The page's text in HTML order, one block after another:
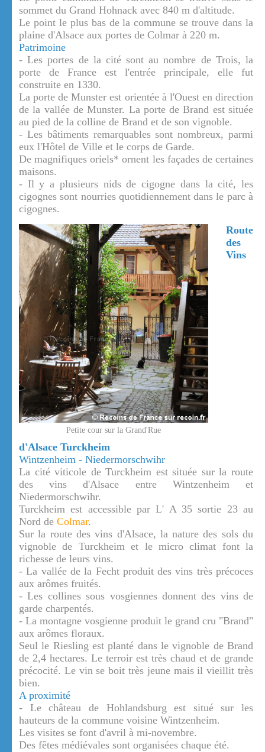
sommet du Grand Hohnack avec 840 m d'altitude.
Le point le plus bas de la commune se trouve dans la
plaine d'Alsace aux portes de Colmar à 220 m.
Patrimoine
- Les portes de la cité sont au nombre de Trois, la
porte de France est l'entrée principale, elle fut
construite en 1330.
La porte de Munster est orientée à l'Ouest en direction
de la vallée de Munster. La porte de Brand est située
au pied de la colline de Brand et de son vignoble.
- Les bâtiments remarquables sont nombreux, parmi
eux l'Hôtel de Ville et le corps de Garde.
De magnifiques oriels* ornent les façades de certaines
maisons.
- Il y a plusieurs nids de cigogne dans la cité, les
cigognes sont nourries quotidiennement dans le parc à
cigognes.
Petite cour sur la Grand'Rue
Route
des
Vins
d'Alsace Turckheim
Wintzenheim - Niedermorschwihr
La cité viticole de Turckheim est située sur la route
des vins d'Alsace entre Wintzenheim et
Niedermorschwihr.
Turckheim est accessible par L' A 35 sortie 23 au
Nord de Colmar.
Sur la route des vins d'Alsace, la nature des sols du
vignoble de Turckheim et le micro climat font la
richesse de leurs vins.
- La vallée de la Fecht produit des vins très précoces
aux arômes fruités.
- Les collines sous vosgiennes donnent des vins de
garde charpentés.
- La montagne vosgienne produit le grand cru "Brand"
aux arômes floraux.
Seul le Riesling est planté dans le vignoble de Brand
de 2,4 hectares. Le terroir est très chaud et de grande
précocité. Le vin se boit très jeune mais il vieillit très
bien.
A proximité
- Le château de Hohlandsburg est situé sur les
hauteurs de la commune voisine Wintzenheim.
Les visites se font d'avril à mi-novembre.
Des fêtes médiévales sont organisées chaque été.